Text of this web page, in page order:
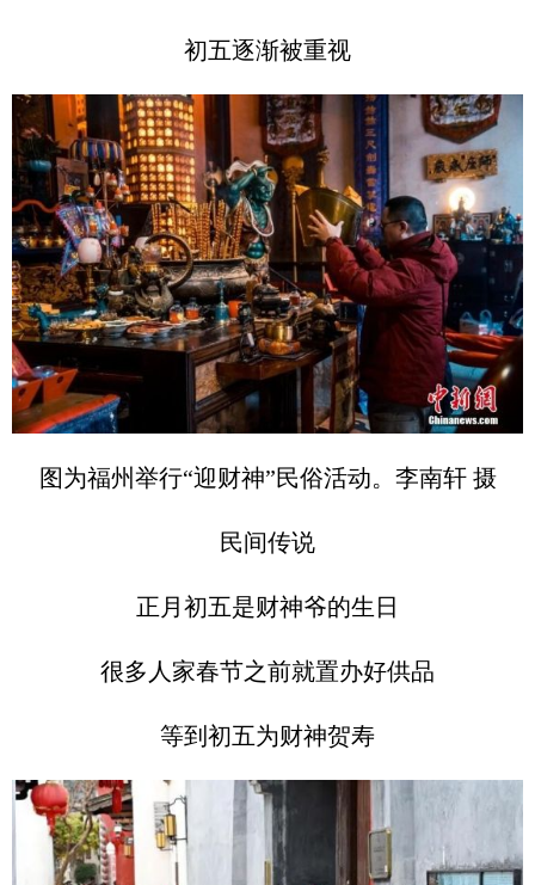
初五逐渐被重视
图为福州举行“迎财神”民俗活动。李南轩 摄
民间传说
正月初五是财神爷的生日
很多人家春节之前就置办好供品
等到初五为财神贺寿